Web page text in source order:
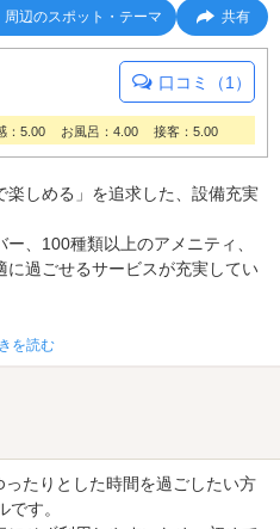
周辺のスポット・テーマ 共有
口コミ（1）
：5.00 お風呂：4.00 接客：5.00
しめる」を追求した、設備充実
、100種類以上のアメニティ、
過ごせるサービスが充実してい
にくく落ち着いた空間で、周囲
っくりお楽しみいただけます。
おすすめです。
を読む
たりとした時間を過ごしたい方
す。